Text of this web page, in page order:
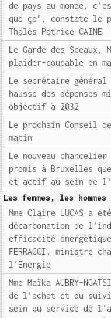
de pays au monde,
que ça", constate le
Thales Patrice CAINE
Le Garde des Sceaux,
plaider-coupable en
Le secrétaire général
hausse des dépenses
objectif à 2032
Le prochain Conseil
matin
Le nouveau chancelier
promis à Bruxelles
et actif au sein de
Les femmes, les
Mme Claire LUCAS a
décarbonation de
efficacité
FERRACCI, ministre
l'Energie
Mme Maïka AUBRY-
de l'achat et du suivi
sein du service de